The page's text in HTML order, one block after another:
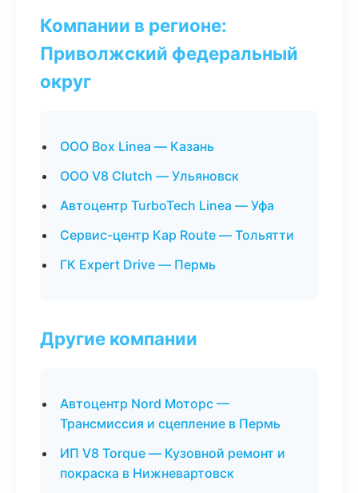
Компании в регионе:
Приволжский федеральный
округ
ООО Box Linea — Казань
ООО V8 Clutch — Ульяновск
Автоцентр TurboTech Linea — Уфа
Сервис-центр Кар Route — Тольятти
ГК Expert Drive — Пермь
Другие компании
Автоцентр Nord Моторс —
Трансмиссия и сцепление в Пермь
ИП V8 Torque — Кузовной ремонт и
покраска в Нижневартовск